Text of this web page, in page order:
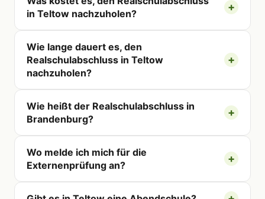
in Teltow nachzuholen?
Wie lange dauert es, den
Realschulabschluss in Teltow
nachzuholen?
Wie heißt der Realschulabschluss in
Brandenburg?
Wo melde ich mich für die
Externenprüfung an?